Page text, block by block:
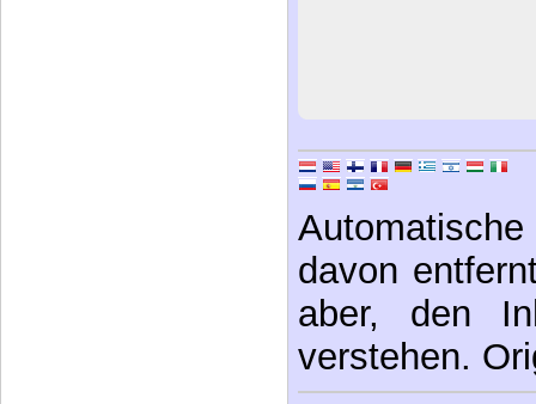
davon
aber, den
verstehen.